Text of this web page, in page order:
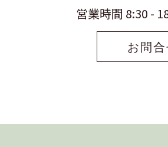
営業時間 8:30 -
お問